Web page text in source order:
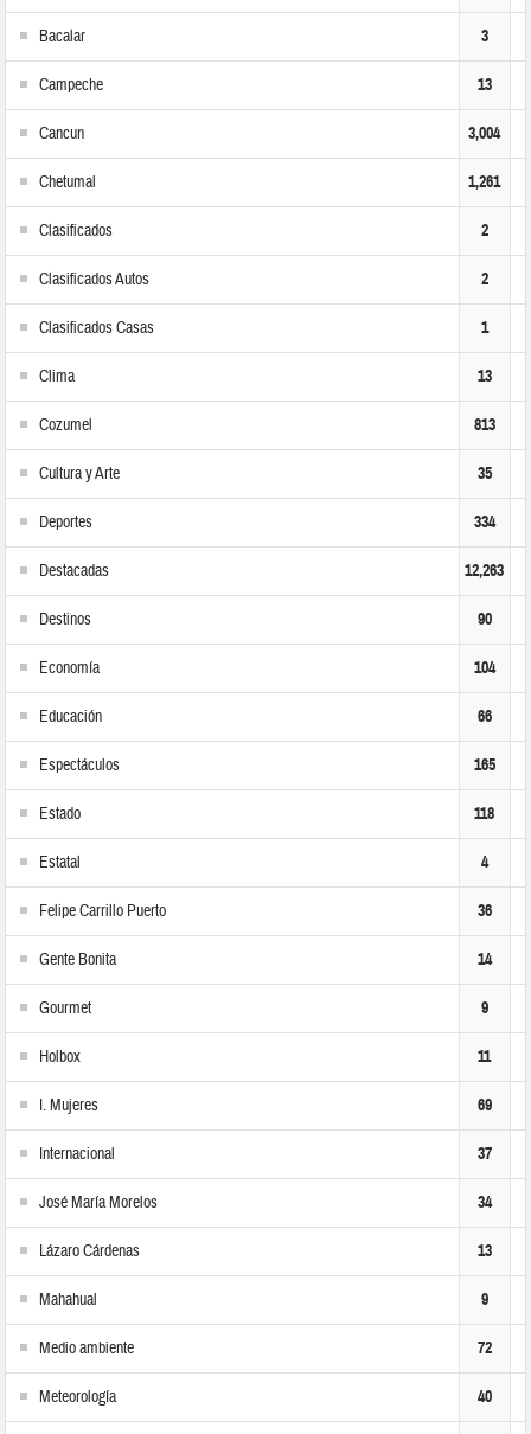
Bacalar 3
Campeche 13
Cancun 3,004
Chetumal 1,261
Clasificados 2
Clasificados Autos 2
Clasificados Casas 1
Clima 13
Cozumel 813
Cultura y Arte 35
Deportes 334
Destacadas 12,263
Destinos 90
Economía 104
Educación 66
Espectáculos 165
Estado 118
Estatal 4
Felipe Carrillo Puerto 36
Gente Bonita 14
Gourmet 9
Holbox 11
I. Mujeres 69
Internacional 37
José María Morelos 34
Lázaro Cárdenas 13
Mahahual 9
Medio ambiente 72
Meteorología 40